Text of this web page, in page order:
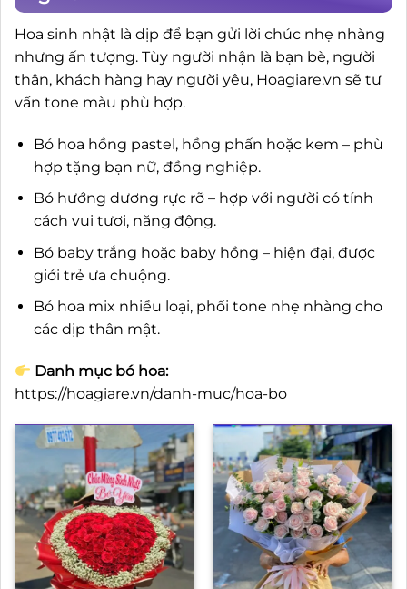
Hoa sinh nhật là dịp để bạn gửi lời chúc nhẹ nhàng
nhưng ấn tượng. Tùy người nhận là bạn bè, người
thân, khách hàng hay người yêu, Hoagiare.vn sẽ tư
vấn tone màu phù hợp.
Bó hoa hồng pastel, hồng phấn hoặc kem – phù
hợp tặng bạn nữ, đồng nghiệp.
Bó hướng dương rực rỡ – hợp với người có tính
cách vui tươi, năng động.
Bó baby trắng hoặc baby hồng – hiện đại, được
giới trẻ ưa chuộng.
Bó hoa mix nhiều loại, phối tone nhẹ nhàng cho
các dịp thân mật.
Danh mục bó hoa:
https://hoagiare.vn/danh-muc/hoa-bo